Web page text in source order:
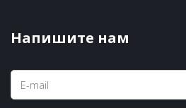
Напишите нам